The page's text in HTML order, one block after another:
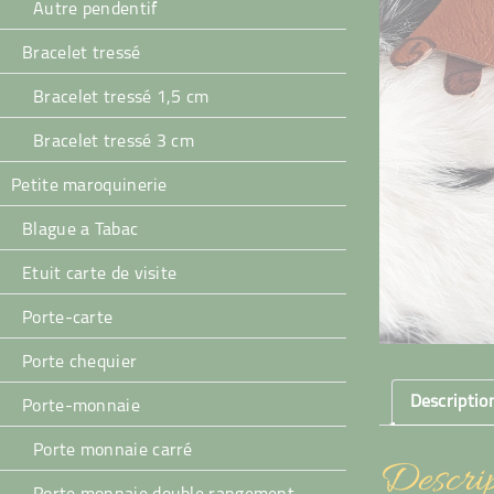
Autre pendentif
Bracelet tressé
Bracelet tressé 1,5 cm
Bracelet tressé 3 cm
Petite maroquinerie
Blague a Tabac
Etuit carte de visite
Porte-carte
Porte chequier
Porte-monnaie
Porte monnaie carré